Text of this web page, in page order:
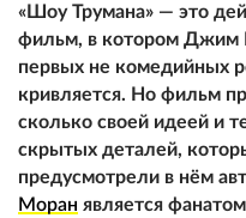
«Шоу Трумана» — это
фильм, в котором Джим
первых не комедийных
кривляется. Но фильм
сколько своей идеей и
скрытых деталей,
предусмотрели в нём
Моран является